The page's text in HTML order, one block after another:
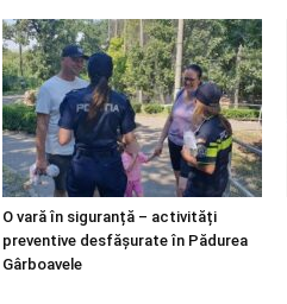
O vară în siguranță – activități
preventive desfășurate în Pădurea
Gârboavele